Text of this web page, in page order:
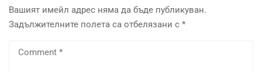
Вашият имейл адрес няма да бъде публикуван.
Задължителните полета са отбелязани с *